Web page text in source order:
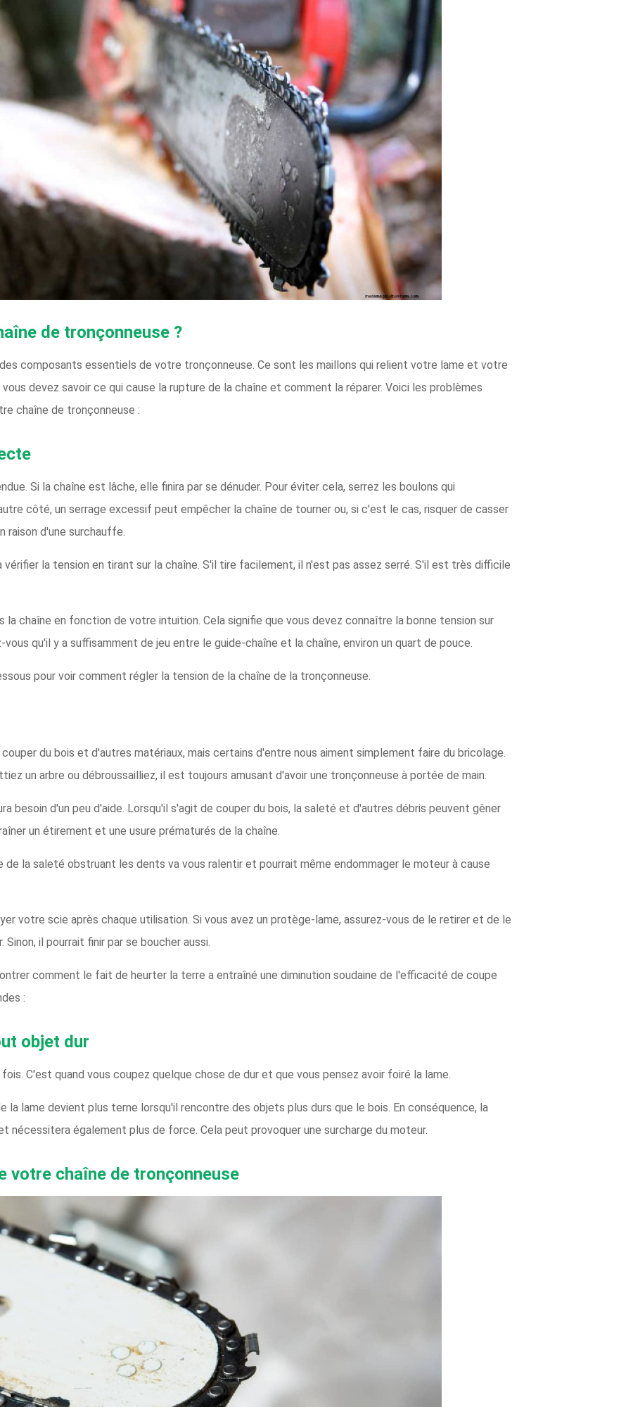
de tronçonneuse ?
composants essentiels de votre tronçonneuse. Ce sont les maillons qui relient votre lame et votre
devez savoir ce qui cause la rupture de la chaîne et comment la réparer. Voici les problèmes
chaîne de tronçonneuse :
Si la chaîne est lâche, elle finira par se dénuder. Pour éviter cela, serrez les boulons qui
côté, un serrage excessif peut empêcher la chaîne de tourner ou, si c'est le cas, risquer de casser
raison d'une surchauffe.
vérifier la tension en tirant sur la chaîne. S'il tire facilement, il n'est pas assez serré. S'il est très difficile
chaîne en fonction de votre intuition. Cela signifie que vous devez connaître la bonne tension sur
qu'il y a suffisamment de jeu entre le guide-chaîne et la chaîne, environ un quart de pouce.
pour voir comment régler la tension de la chaîne de la tronçonneuse.
du bois et d'autres matériaux, mais certains d'entre nous aiment simplement faire du bricolage.
un arbre ou débroussailliez, il est toujours amusant d'avoir une tronçonneuse à portée de main.
besoin d'un peu d'aide. Lorsqu'il s'agit de couper du bois, la saleté et d'autres débris peuvent gêner
un étirement et une usure prématurés de la chaîne.
de la saleté obstruant les dents va vous ralentir et pourrait même endommager le moteur à cause
votre scie après chaque utilisation. Si vous avez un protège-lame, assurez-vous de le retirer et de le
il pourrait finir par se boucher aussi.
comment le fait de heurter la terre a entraîné une diminution soudaine de l'efficacité de coupe
:
objet dur
C'est quand vous coupez quelque chose de dur et que vous pensez avoir foiré la lame.
la lame devient plus terne lorsqu'il rencontre des objets plus durs que le bois. En conséquence, la
nécessitera également plus de force. Cela peut provoquer une surcharge du moteur.
votre chaîne de tronçonneuse